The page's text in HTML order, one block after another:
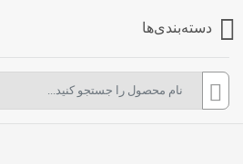
دسته‌بندی‌ها